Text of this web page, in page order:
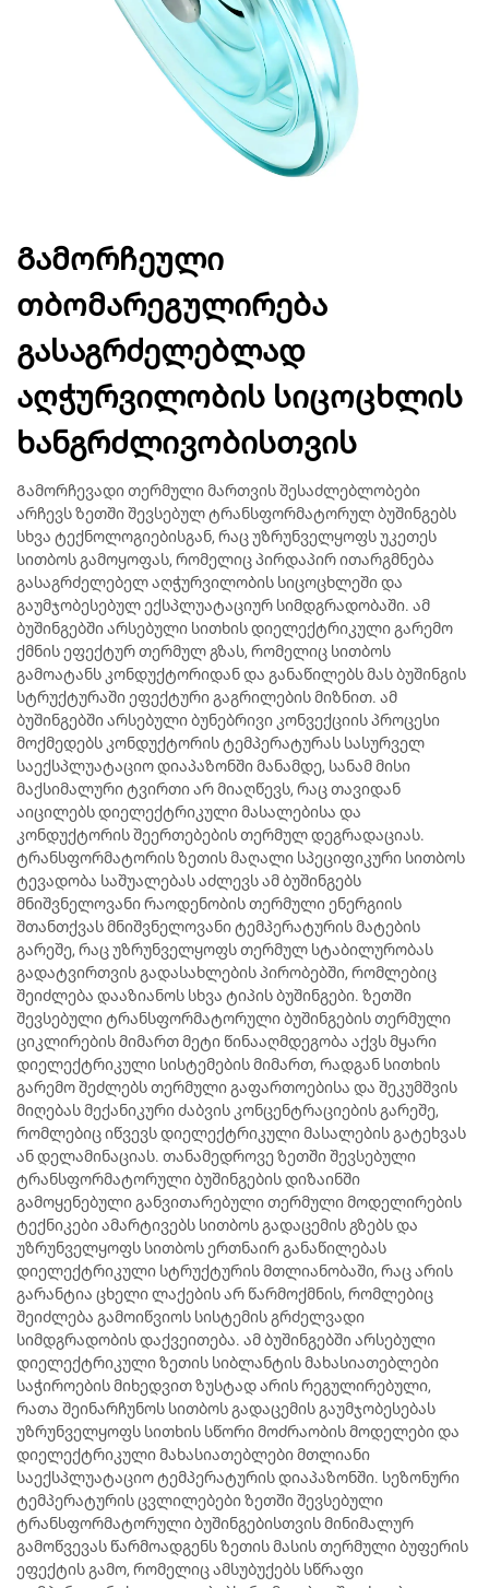
Გამორჩეული
თბომარეგულირება
გასაგრძელებლად
აღჭურვილობის სიცოცხლის
ხანგრძლივობისთვის
Გამორჩევადი თერმული მართვის შესაძლებლობები
არჩევს ზეთში შევსებულ ტრანსფორმატორულ ბუშინგებს
სხვა ტექნოლოგიებისგან, რაც უზრუნველყოფს უკეთეს
სითბოს გამოყოფას, რომელიც პირდაპირ ითარგმნება
გასაგრძელებელ აღჭურვილობის სიცოცხლეში და
გაუმჯობესებულ ექსპლუატაციურ სიმდგრადობაში. ამ
ბუშინგებში არსებული სითხის დიელექტრიკული გარემო
ქმნის ეფექტურ თერმულ გზას, რომელიც სითბოს
გამოატანს კონდუქტორიდან და განაწილებს მას ბუშინგის
სტრუქტურაში ეფექტური გაგრილების მიზნით. ამ
ბუშინგებში არსებული ბუნებრივი კონვექციის პროცესი
მოქმედებს კონდუქტორის ტემპერატურას სასურველ
საექსპლუატაციო დიაპაზონში მანამდე, სანამ მისი
მაქსიმალური ტვირთი არ მიაღწევს, რაც თავიდან
აიცილებს დიელექტრიკული მასალებისა და
კონდუქტორის შეერთებების თერმულ დეგრადაციას.
ტრანსფორმატორის ზეთის მაღალი სპეციფიკური სითბოს
ტევადობა საშუალებას აძლევს ამ ბუშინგებს
მნიშვნელოვანი რაოდენობის თერმული ენერგიის
შთანთქვას მნიშვნელოვანი ტემპერატურის მატების
გარეშე, რაც უზრუნველყოფს თერმულ სტაბილურობას
გადატვირთვის გადასახლების პირობებში, რომლებიც
შეიძლება დააზიანოს სხვა ტიპის ბუშინგები. ზეთში
შევსებული ტრანსფორმატორული ბუშინგების თერმული
ციკლირების მიმართ მეტი წინააღმდეგობა აქვს მყარი
დიელექტრიკული სისტემების მიმართ, რადგან სითხის
გარემო შეძლებს თერმული გაფართოებისა და შეკუმშვის
მიღებას მექანიკური ძაბვის კონცენტრაციების გარეშე,
რომლებიც იწვევს დიელექტრიკული მასალების გატეხვას
ან დელამინაციას. თანამედროვე ზეთში შევსებული
ტრანსფორმატორული ბუშინგების დიზაინში
გამოყენებული განვითარებული თერმული მოდელირების
ტექნიკები ამარტივებს სითბოს გადაცემის გზებს და
უზრუნველყოფს სითბოს ერთნაირ განაწილებას
დიელექტრიკული სტრუქტურის მთლიანობაში, რაც არის
გარანტია ცხელი ლაქების არ წარმოქმნის, რომლებიც
შეიძლება გამოიწვიოს სისტემის გრძელვადი
სიმდგრადობის დაქვეითება. ამ ბუშინგებში არსებული
დიელექტრიკული ზეთის სიბლანტის მახასიათებლები
საჭიროების მიხედვით ზუსტად არის რეგულირებული,
რათა შეინარჩუნოს სითბოს გადაცემის გაუმჯობესებას
უზრუნველყოფს სითხის სწორი მოძრაობის მოდელები და
დიელექტრიკული მახასიათებლები მთლიანი
საექსპლუატაციო ტემპერატურის დიაპაზონში. სეზონური
ტემპერატურის ცვლილებები ზეთში შევსებული
ტრანსფორმატორული ბუშინგებისთვის მინიმალურ
გამოწვევას წარმოადგენს ზეთის მასის თერმული ბუფერის
ეფექტის გამო, რომელიც ამსუბუქებს სწრაფი